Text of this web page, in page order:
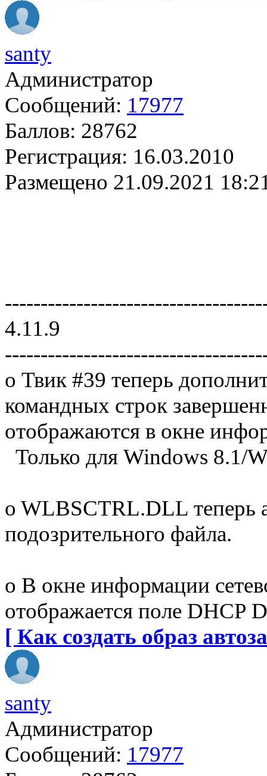
santy
Администратор
Сообщений: 17977
Баллов: 28762
Регистрация: 16.03.2010
Размещено 21.09.2021
4.11.9
o Твик #39 теперь
командных строк
отображаются в окне
Только для Windows 8.1/
o WLBSCTRL.DLL теперь
подозрительного файла.
o В окне информации
отображается поле DHCP
[ Как создать образ
santy
Администратор
Сообщений: 17977